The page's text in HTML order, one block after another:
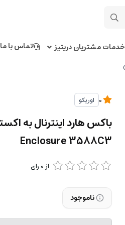
خدمات مشتریان دریتیز تماس با ما
اوریکو
Enclosure 3588C3
از 0 رای
ناموجود